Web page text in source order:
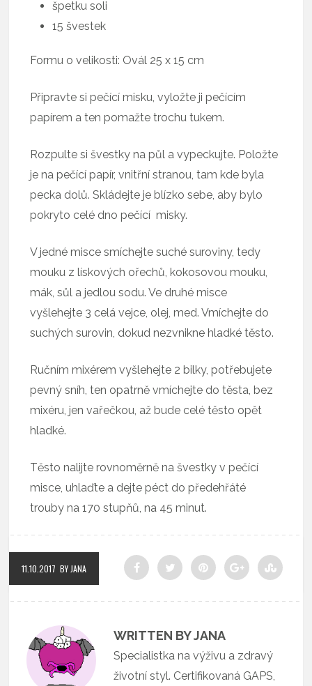
špetku soli
15 švestek
Formu o velikosti: Ovál 25 x 15 cm
Připravte si pečící misku, vyložte ji pečícím
papírem a ten pomažte trochu tukem.
Rozpulte si švestky na půl a vypeckujte. Položte
je na pečící papír, vnitřní stranou, tam kde byla
pecka dolů. Skládejte je blízko sebe, aby bylo
pokryto celé dno pečící misky.
V jedné misce smíchejte suché suroviny, tedy
mouku z lískových ořechů, kokosovou mouku,
mák, sůl a jedlou sodu. Ve druhé misce
vyšlehejte 3 celá vejce, olej, med. Vmíchejte do
suchých surovin, dokud nezvnikne hladké těsto.
Ručním mixérem vyšlehejte 2 bilky, potřebujete
pevný sníh, ten opatrně vmíchejte do těsta, bez
mixéru, jen vařečkou, až bude celé těsto opět
hladké.
Těsto nalijte rovnoměrně na švestky v pečící
misce, uhlaďte a dejte péct do předehřáté
trouby na 170 stupňů, na 45 minut.
11.10.2017 BY JANA
WRITTEN BY JANA
Specialistka na výživu a zdravý
životní styl. Certifikovaná GAPS,